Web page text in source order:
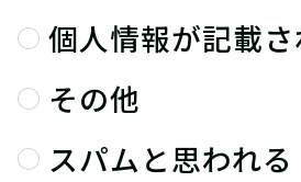
個人情報が記載さ
その他
スパムと思われる